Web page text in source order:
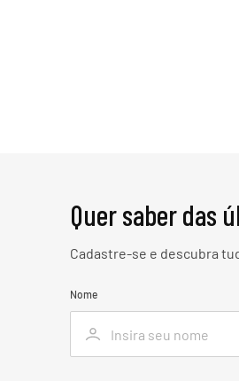
Quer saber das
Cadastre-se e descubra
Nome